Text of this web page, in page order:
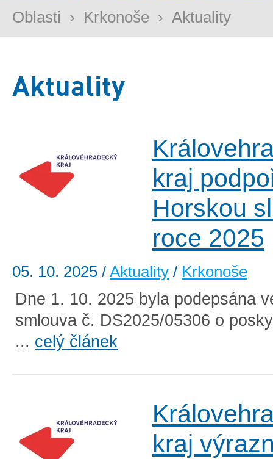
Oblasti › Krkonoše › Aktuality
Aktuality
kraj
Horskou
roce 2025
05. 10. 2025 / Aktuality / Krkonoše
Dne 1. 10. 2025 byla podepsána
smlouva č. DS2025/05306 o
... celý článek
kraj